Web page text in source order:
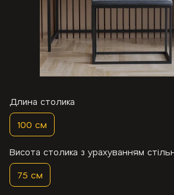
Длина столика
100 см
Висота столика з урахуванням
75 см